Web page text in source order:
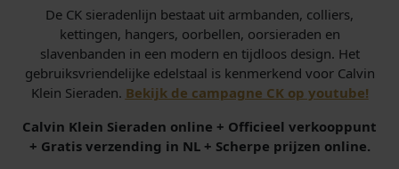
De CK sieradenlijn bestaat uit armbanden, colliers,
kettingen, hangers, oorbellen, oorsieraden en
slavenbanden in een modern en tijdloos design. Het
gebruiksvriendelijke edelstaal is kenmerkend voor Calvin
Klein Sieraden. Bekijk de campagne CK op youtube!
Calvin Klein Sieraden online + Officieel verkooppunt
+ Gratis verzending in NL + Scherpe prijzen online.